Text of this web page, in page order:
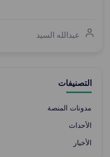
عبدالله السيد
التصنيفات
مدونات المنصة
الأحداث
الأخبار